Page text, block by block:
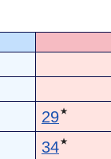
29★
34★